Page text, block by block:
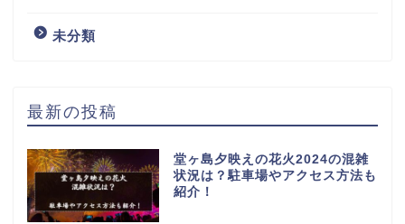
未分類
最新の投稿
堂ヶ島夕映えの花火2024の混雑
状況は？駐車場やアクセス方法も
紹介！